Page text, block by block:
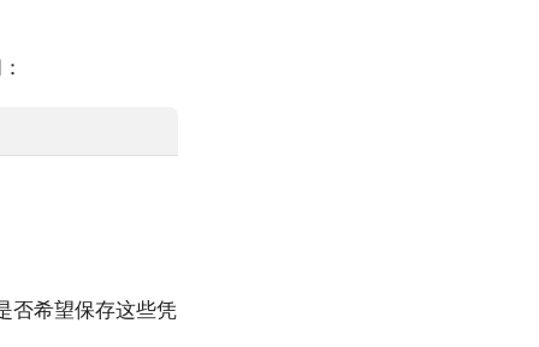
否希望保存这些凭